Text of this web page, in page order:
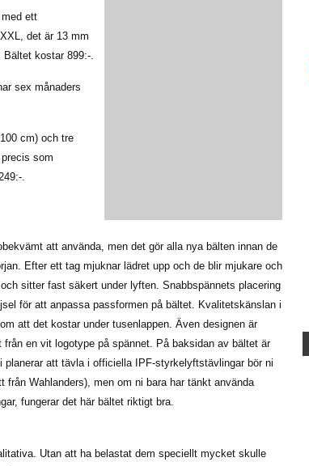
ett
det är 13 mm
kostar 899:-.
sex månaders
cm) och tre
som
.
att använda, men det gör alla nya bälten innan de
Efter ett tag mjuknar lädret upp och de blir mjukare och
sitter fast säkert under lyften. Snabbspännets placering
för att anpassa passformen på bältet. Kvalitetskänslan i
att det kostar under tusenlappen. Även designen är
en vit logotype på spännet. På baksidan av bältet är
att tävla i officiella IPF-styrkelyftstävlingar bör ni
Wahlanders), men om ni bara har tänkt använda
fungerar det här bältet riktigt bra.
Utan att ha belastat dem speciellt mycket skulle